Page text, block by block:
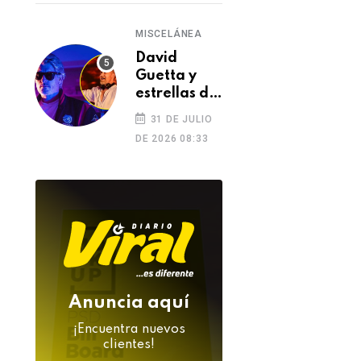
MISCELÁNEA
David
Guetta y
estrellas de
la música
despiden a
DJ Kavinsky
inesperada
31 DE JULIO
DE 2026 08:33
Anuncia aquí
¡Encuentra nuevos
clientes!